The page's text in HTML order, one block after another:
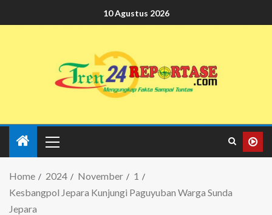
10 Agustus 2026
Home 2024 November
1
Kesbangpol Jepara Kunjungi Paguyuban Warga Sunda
Jepara